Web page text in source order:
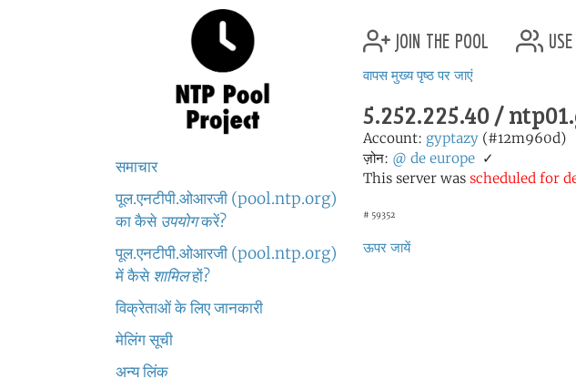
समाचार
पूल.एनटीपी.ओआरजी (pool.ntp.org)
का कैसे उपयोगकरें?
पूल.एनटीपी.ओआरजी (pool.ntp.org)
में कैसे शामिलहों?
विक्रेताओं के लिए जानकारी
मेलिंग सूची
अन्य लिंक
join the pool
वापस मुख्य पृष्ठ पर जाएं
5.252.225.40 /
Account: gyptazy (#12m960d)
ज़ोन: @ de europe ✓
This server was scheduled for
# 59352
ऊपर जायें